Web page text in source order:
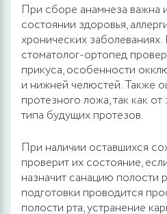
При сборе анамнеза важна
состоянии здоровья,
хронических
стоматолог-ортопед
прикуса, особенности
и нижней челюстей. Также
протезного ложа, так как
типа будущих протезов.
При наличии оставшихся
проверит их состояние,
назначит санацию полости
подготовки проводится
полости рта, устранение